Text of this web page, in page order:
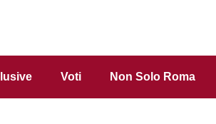
Voti Non Solo Roma